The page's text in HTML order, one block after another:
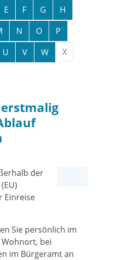
E F G
H
N O
P
U V W
X
erstmalig
der
Einreise
Sie persönlich im
bei
im Bürgeramt an